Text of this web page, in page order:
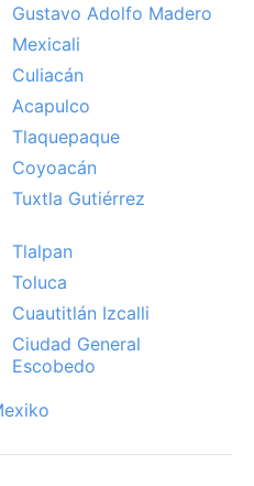
Gustavo Adolfo Madero
Mexicali
Culiacán
Acapulco
Tlaquepaque
Coyoacán
Tuxtla Gutiérrez
Tlalpan
Toluca
Cuautitlán Izcalli
Ciudad General
Escobedo